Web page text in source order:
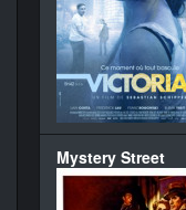
Mystery Street